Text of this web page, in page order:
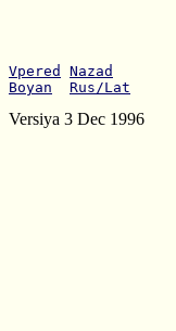
Vpered
Nazad
Boyan
Rus/Lat
Versiya 3 Dec 1996